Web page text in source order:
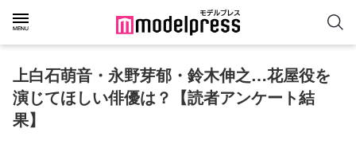
上白石萌音・永野芽郁・鈴木伸之…花屋役を
演じてほしい俳優は？【読者アンケート結
果】